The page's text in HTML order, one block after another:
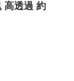
高透過 約